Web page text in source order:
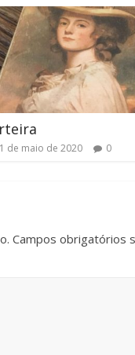
de maio de 2020 0
Campos obrigatórios